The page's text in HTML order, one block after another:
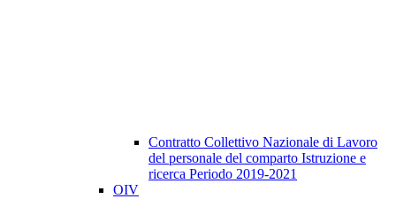
Contratto Collettivo Nazionale di Lavoro
del personale del comparto Istruzione e
ricerca Periodo 2019-2021
OIV